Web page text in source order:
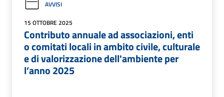
AVVISI
15 OTTOBRE 2025
Contributo annuale ad associazioni, enti
o comitati locali in ambito civile, culturale
e di valorizzazione dell'ambiente per
l’anno 2025